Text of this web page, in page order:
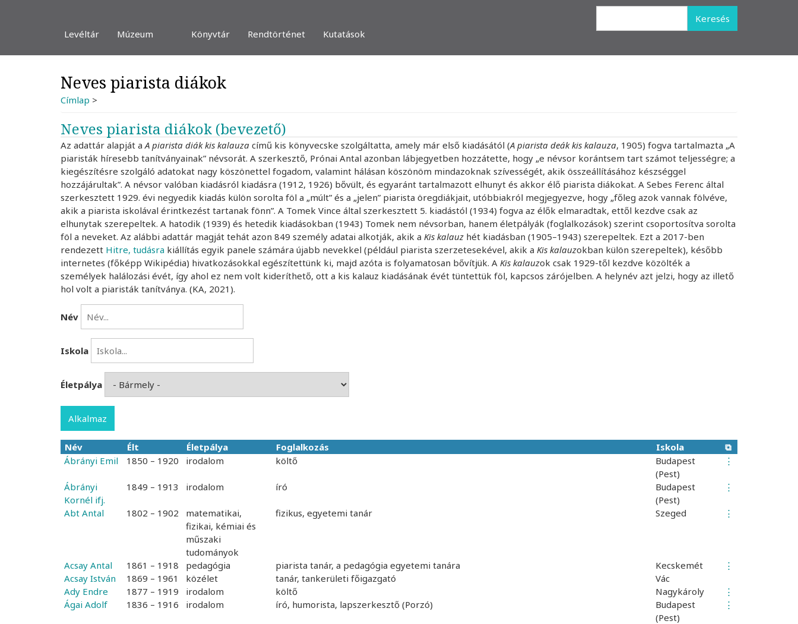
Levéltár Múzeum Könyvtár Rendtörténet Kutatások
Neves piarista diákok
Címlap >
Neves piarista diákok (bevezető)
Az adattár alapját aA piarista diák kis kalauza című kis könyvecske szolgáltatta, amely már első kiadásától (A piarista deák kis kalauza, 1905) fogva tartalmazta „A
piaristák híresebb tanítványainak” névsorát. A szerkesztő, Prónai Antal azonban lábjegyetben hozzátette, hogy „e névsor korántsem tart számot teljességre; a
kiegészítésre szolgáló adatokat nagy köszönettel fogadom, valamint hálásan köszönöm mindazoknak szívességét, akik összeállításához készséggel
hozzájárultak”. A névsor valóban kiadásról kiadásra (1912, 1926) bővült, és egyaránt tartalmazott elhunyt és akkor élő piarista diákokat. A Sebes Ferenc által
szerkesztett 1929. évi negyedik kiadás külön sorolta föl a „múlt” és a „jelen” piarista öregdiákjait, utóbbiakról megjegyezve, hogy „főleg azok vannak fölvéve,
akik a piarista iskolával érintkezést tartanak fönn”. A Tomek Vince által szerkesztett 5. kiadástól (1934) fogva az élők elmaradtak, ettől kezdve csak az
elhunytak szerepeltek. A hatodik (1939) és hetedik kiadásokban (1943) Tomek nem névsorban, hanem életpályák (foglalkozások) szerint csoportosítva sorolta
föl a neveket. Az alábbi adattár magját tehát azon 849 személy adatai alkotják, akik a Kis kalauz hét kiadásban (1905–1943) szerepeltek. Ezt a 2017-ben
rendezett Hitre, tudásra kiállítás egyik panele számára újabb nevekkel (például piarista szerzetesekével, akik a Kis kalauzokban külön szerepeltek), később
internetes (főképp Wikipédia) hivatkozásokkal egészítettünk ki, majd azóta is folyamatosan bővítjük. A Kis kalauzok csak 1929-től kezdve közölték a
személyek halálozási évét, így ahol ez nem volt kideríthető, ott a kis kalauz kiadásának évét tüntettük föl, kapcsos zárójelben. A helynév azt jelzi, hogy az illető
hol volt a piaristák tanítványa. (KA, 2021).
Név
Iskola
Életpálya
Név
rendezés
Élt Életpálya Foglalkozás Iskola
⧉
Ábrányi Emil
1850 – 1920 irodalom költő
Budapest
(Pest)
⋮
Ábrányi
Kornél ifj.
1849 – 1913 irodalom író
Budapest
(Pest)
⋮
Abt Antal 1802 – 1902
matematikai,
fizikai, kémiai és
műszaki
tudományok
fizikus, egyetemi tanár Szeged ⋮
Acsay Antal 1861 – 1918 pedagógia piarista tanár, a pedagógia egyetemi tanára Kecskemét
⋮
Acsay István
1869 – 1961 közélet tanár, tankerületi főigazgató
Vác
Ady Endre
1877 – 1919 irodalom költő Nagykároly
⋮
Ágai Adolf
1836 – 1916 irodalom író, humorista, lapszerkesztő (Porzó)
Budapest
(Pest)
⋮